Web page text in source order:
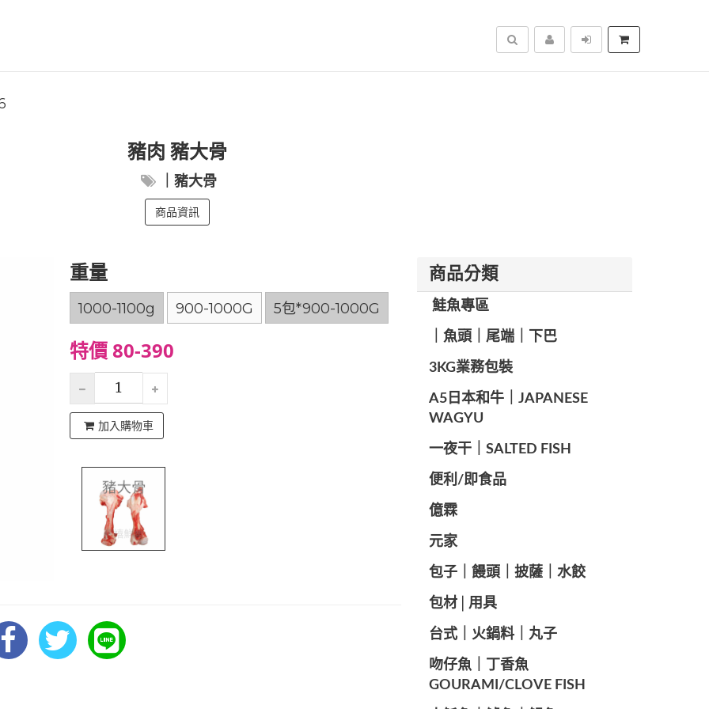
搜尋
豬肉 豬大骨
｜豬大骨
商品資訊
重量
1000-1100g 900-1000G 5包*900-1000G
特價 80-390
加入購物車
商品分類
️ 鮭魚專區
️｜魚頭｜尾端｜下巴
️3KG業務包裝
A5日本和牛｜JAPANESE
WAGYU
️一夜干｜SALTED FISH
便利/即食品
億霖
元家
️包子｜饅頭｜披薩｜水餃
包材│用具
️台式｜火鍋料｜丸子
️吻仔魚｜丁香魚
GOURAMI/CLOVE FISH